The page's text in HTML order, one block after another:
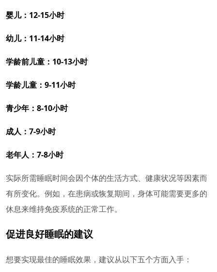
婴儿：12-15小时
幼儿：11-14小时
学龄前儿童：10-13小时
学龄儿童：9-11小时
青少年：8-10小时
成人：7-9小时
老年人：7-8小时
实际所需睡眠时间会因个体的生活方式、健康状况等因素而
有所变化。例如，在患病或恢复期间，身体可能需要更多的
休息来维持免疫系统的正常工作。
促进良好睡眠的建议
想要实现最佳的睡眠效果，建议从以下五个方面入手：